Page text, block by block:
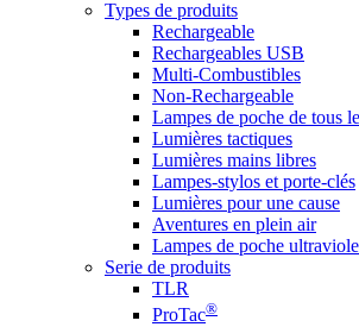
Types de produits
Rechargeable
Rechargeables USB
Multi-Combustibles
Non-Rechargeable
Lampes de poche de tous
Lumières tactiques
Lumières mains libres
Lampes-stylos et porte-clés
Lumières pour une cause
Aventures en plein air
Lampes de poche
Serie de produits
TLR
ProTac®